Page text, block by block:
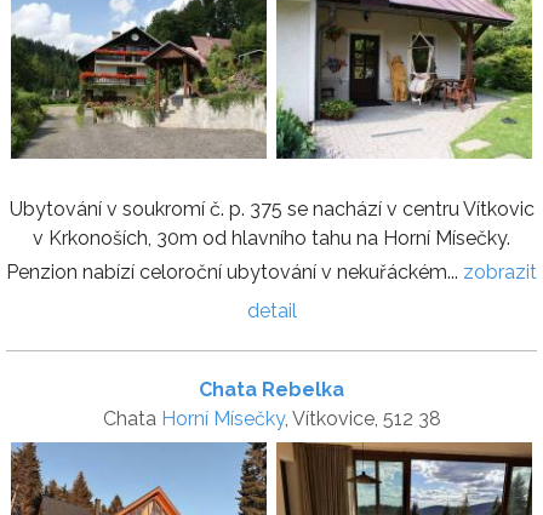
Ubytování v soukromí č. p. 375 se nachází v centru Vítkovic
v Krkonoších, 30m od hlavního tahu na Horní Mísečky.
Penzion nabízí celoroční ubytování v nekuřáckém... zobrazit
detail
Chata Rebelka
Chata Horní Mísečky, Vítkovice, 512 38